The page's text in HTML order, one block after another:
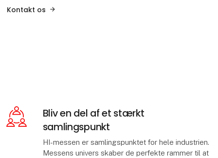
Kontakt os
Bliv en del af et stærkt
samlingspunkt
HI-messen er samlingspunktet for hele industrien.
Messens univers skaber de perfekte rammer til at